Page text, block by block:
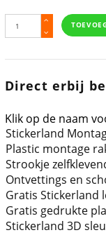
Direct erbij
Klik op de naam
Stickerland
Plastic montage
Strookje
Ontvettings en
Gratis Stickerland
Gratis gedrukte
Stickerland 3D